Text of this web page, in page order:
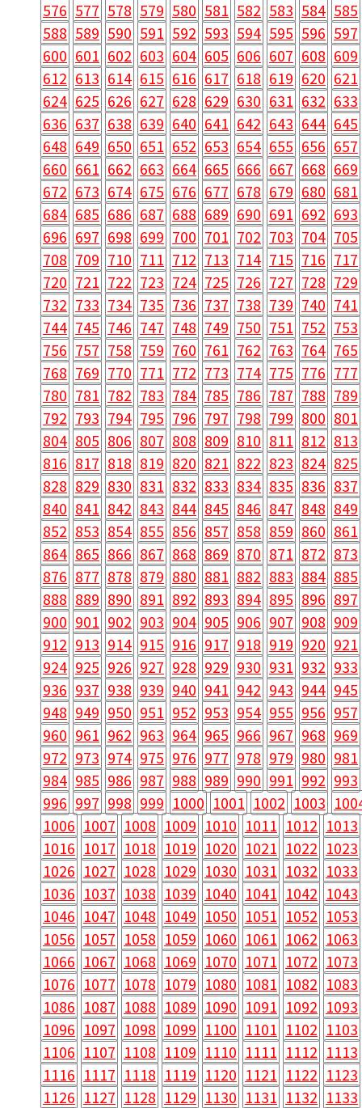
576 577 578 579 580 581 582 583 584 585
588 589 590 591 592 593 594 595 596 597
600 601 602 603 604 605 606 607 608 609
612 613 614 615 616 617 618 619 620 621
624 625 626 627 628 629 630 631 632 633
636 637 638 639 640 641 642 643 644 645
648 649 650 651 652 653 654 655 656 657
660 661 662 663 664 665 666 667 668 669
672 673 674 675 676 677 678 679 680 681
684 685 686 687 688 689 690 691 692 693
696 697 698 699 700 701 702 703 704 705
708 709 710 711 712 713 714 715 716 717
720 721 722 723 724 725 726 727 728 729
732 733 734 735 736 737 738 739 740 741
744 745 746 747 748 749 750 751 752 753
756 757 758 759 760 761 762 763 764 765
768 769 770 771 772 773 774 775 776 777
780 781 782 783 784 785 786 787 788 789
792 793 794 795 796 797 798 799 800 801
804 805 806 807 808 809 810 811 812 813
816 817 818 819 820 821 822 823 824 825
828 829 830 831 832 833 834 835 836 837
840 841 842 843 844 845 846 847 848 849
852 853 854 855 856 857 858 859 860 861
864 865 866 867 868 869 870 871 872 873
876 877 878 879 880 881 882 883 884 885
888 889 890 891 892 893 894 895 896 897
900 901 902 903 904 905 906 907 908 909
912 913 914 915 916 917 918 919 920 921
924 925 926 927 928 929 930 931 932 933
936 937 938 939 940 941 942 943 944 945
948 949 950 951 952 953 954 955 956 957
960 961 962 963 964 965 966 967 968 969
972 973 974 975 976 977 978 979 980 981
984 985 986 987 988 989 990 991 992 993
996 997 998 999 1000 1001 1002 1003
1006 1007 1008 1009 1010 1011 1012 1013
1016 1017 1018 1019 1020 1021 1022 1023
1026 1027 1028 1029 1030 1031 1032 1033
1036 1037 1038 1039 1040 1041 1042 1043
1046 1047 1048 1049 1050 1051 1052 1053
1056 1057 1058 1059 1060 1061 1062 1063
1066 1067 1068 1069 1070 1071 1072 1073
1076 1077 1078 1079 1080 1081 1082 1083
1086 1087 1088 1089 1090 1091 1092 1093
1096 1097 1098 1099 1100 1101 1102 1103
1106 1107 1108 1109 1110 1111 1112 1113
1116 1117 1118 1119 1120 1121 1122 1123
1126 1127 1128 1129 1130 1131 1132 1133